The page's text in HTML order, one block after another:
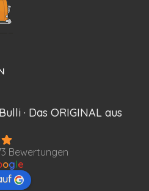
· Das ORIGINAL aus
Bewertungen
ogle